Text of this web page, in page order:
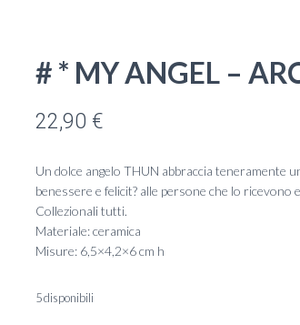
# * MY ANGEL –
22,90 €
Un dolce angelo THUN abbraccia teneramente
benessere e felicit? alle persone che lo
Collezionali tutti.
Materiale: ceramica
Misure: 6,5×4,2×6 cm h
5 disponibili